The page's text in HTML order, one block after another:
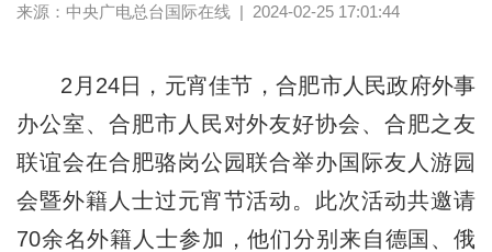
来源：中央广电总台国际在线| 2024-02-25 17:01:44
2月24日，元宵佳节，合肥市人民政府外事
办公室、合肥市人民对外友好协会、合肥之友
联谊会在合肥骆岗公园联合举办国际友人游园
会暨外籍人士过元宵节活动。此次活动共邀请
70余名外籍人士参加，他们分别来自德国、俄